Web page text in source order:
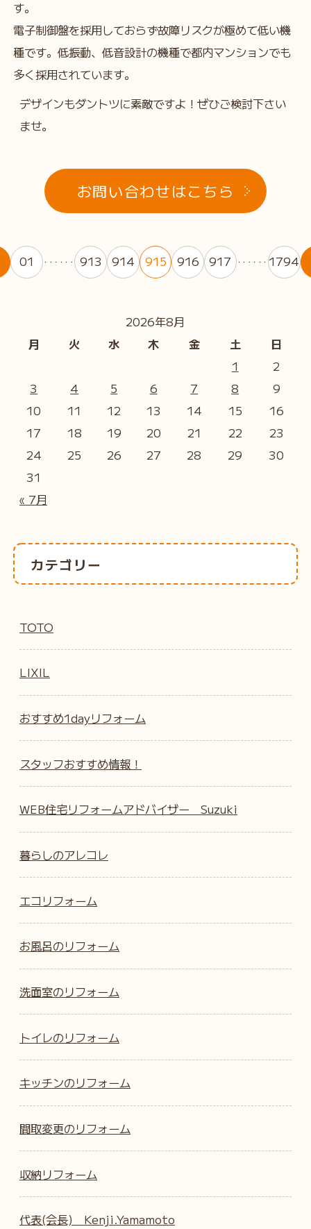
す。
電子制御盤を採用しておらず故障リスクが極めて低い機
種です。低振動、低音設計の機種で都内マンションでも
多く採用されています。
デザインもダントツに素敵ですよ！ぜひご検討下さい
ませ。
お問い合わせはこちら
01 ・・・・・・ 913 914 915 916 917 ・・・・・・ 1794
2026年8月
月
火 水 木 金 土 日
« 7月
1
2
3
4 5 6 7 8
9
10
11 12 13 14 15
16
17
18 19 20 21 22
23
24
25 26 27 28 29
30
31
カテゴリー
TOTO
LIXIL
おすすめ1dayリフォーム
スタッフおすすめ情報！
WEB住宅リフォームアドバイザー Suzuki
暮らしのアレコレ
エコリフォーム
お風呂のリフォーム
洗面室のリフォーム
トイレのリフォーム
キッチンのリフォーム
間取変更のリフォーム
収納リフォーム
代表(会長) Kenji.Yamamoto